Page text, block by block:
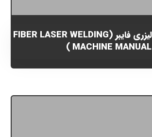
دستگاه جوش لیزری فایبر (FIBER LASER WELDING
MACHINE MANUAL )